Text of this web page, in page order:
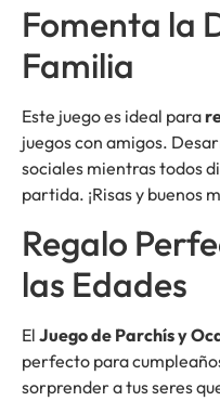
Fomenta la
Familia
Este juego es ideal para
juegos con amigos.
sociales mientras todos
partida. ¡Risas y buenos
Regalo
las Edades
El Juego de Parchís y
perfecto para
sorprender a tus seres